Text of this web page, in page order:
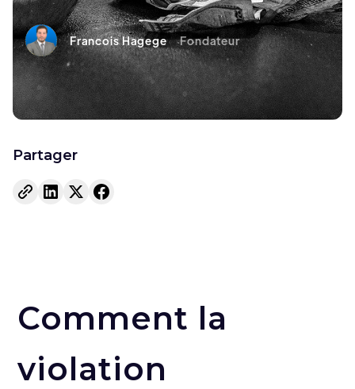
Francois Hagege Fondateur
Partager
Comment la
violation